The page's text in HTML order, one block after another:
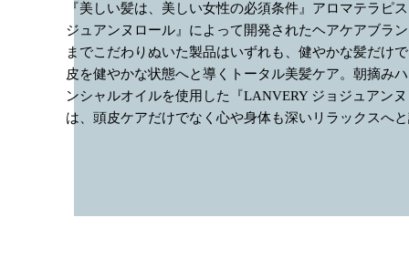
『美しい髪は、美しい女性の必須条件』アロマテラピ
ジュアンヌロール』によって開発されたヘアケアブラ
までこだわりぬいた製品はいずれも、健やかな髪だけ
皮を健やかな状態へと導くトータル美髪ケア。朝摘み
ンシャルオイルを使用した『LANVERY ジョジュアン
は、頭皮ケアだけでなく心や身体も深いリラックスへ